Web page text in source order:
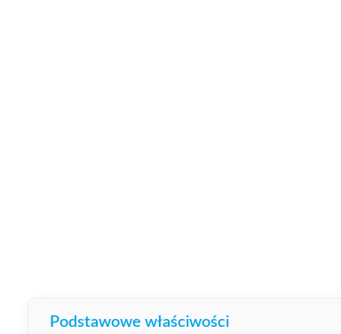
Podstawowe właściwości